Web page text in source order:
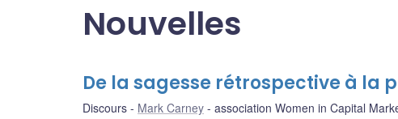
Nouvelles
De la sagesse rétrospective à la
Discours Mark Carney association Women in Capital